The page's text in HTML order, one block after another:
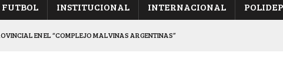
FUTBOL INSTITUCIONAL INTERNACIONAL
EN EL “COMPLEJO MALVINAS ARGENTINAS”